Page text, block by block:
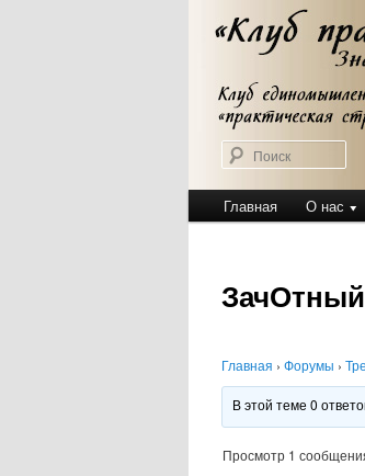
Клуб
Клуб практической
Главное
меню
Главная О нас
ЗачОтный
Главная › Форумы ›
В этой теме 0
Просмотр 1